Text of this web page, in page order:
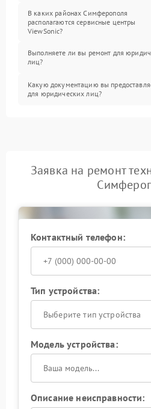
В каких районах Симферополя
располагаются сервисные центры
ViewSonic?
Выполняете ли вы ремонт для
лиц?
Какую документацию вы
для юридических лиц?
Заявка на ремонт
Контактный телефон:
Тип устройства:
Выберите тип устройства
Модель устройства:
Описание неисправности: